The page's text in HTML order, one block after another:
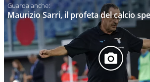
Maurizio Sarri, il profeta del calcio